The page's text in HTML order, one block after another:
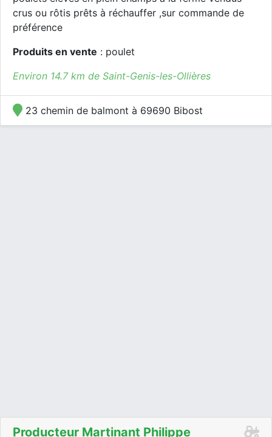
crus ou rôtis prêts à réchauffer ,sur commande de
préférence
Produits en vente : poulet
Environ 14.7 km de Saint-Genis-les-Ollières
23 chemin de balmont à 69690 Bibost
Producteur Martinant Philippe